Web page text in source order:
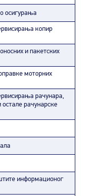
осигурања
копир
и пакетских
моторних
рачунара,
рачунарске
информационог